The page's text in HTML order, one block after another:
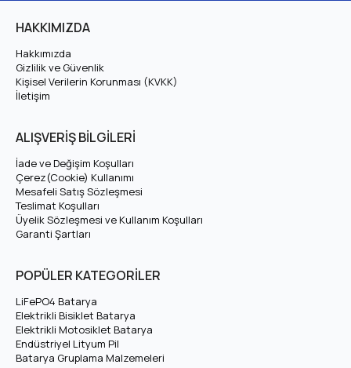
Bu Batarya Paketi
koyacağınız yerin
hattımızdanMüşteri Temsilcimiz
aracınıza tam uyumlu olduğunu teyit etmek için irtibata geçiniz.
Bataryanız, kullanımınıza tam uyum sağlayacak şekilde özel
olarak hazırlanır.
Teknik Detaylar:
Kullanılan Pil:6000 mAh LiFePO4 Hücre
Maksimum Dolu Voltaj:29.2 Volt
Ömür:2000-3000 döngü
Maksimum Deşarj Akımı:
Maksimum Şarj Akımı:
HAKKIMIZDA
Hakkımızda
Gizlilik ve Güvenlik
Kişisel Verilerin Korunması (KVKK)
İletişim
ALIŞVERİŞ BİLGİLERİ
İade ve Değişim Koşulları
Çerez(Cookie) Kullanımı
Mesafeli Satış Sözleşmesi
Teslimat Koşulları
Üyelik Sözleşmesi ve Kullanım Koşulları
Garanti Şartları
POPÜLER KATEGORİLER
LiFePO4 Batarya
Elektrikli Bisiklet Batarya
Elektrikli Motosiklet Batarya
Endüstriyel Lityum Pil
Batarya Gruplama Malzemeleri